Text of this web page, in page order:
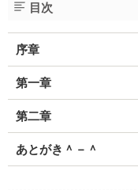
目次
序章
第一章
第二章
あとがき＾－＾